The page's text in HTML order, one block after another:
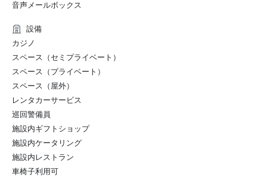
音声メールボックス
設備
カジノ
スペース（セミプライベート）
スペース（プライベート）
スペース（屋外）
レンタカーサービス
巡回警備員
施設内ギフトショップ
施設内ケータリング
施設内レストラン
車椅子利用可